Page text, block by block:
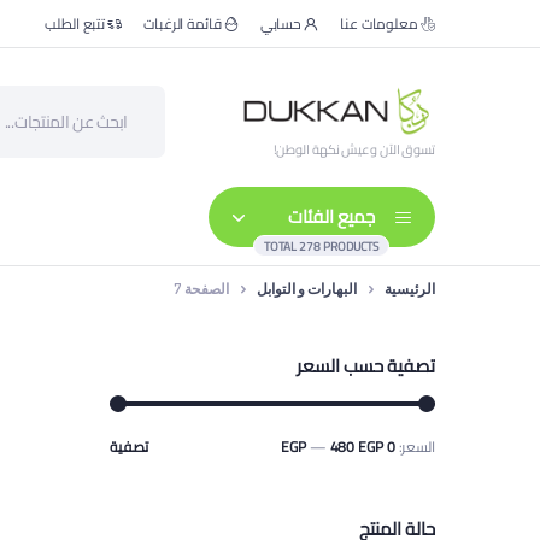
معلومات عنا حسابي قائمة الرغبات تتبع الطلب
تسوق الآن وعيش نكهة الوطن!
جميع الفئات
TOTAL 278 PRODUCTS
الرئيسية البهارات و التوابل الصفحة 7
تصفية حسب السعر
أدنى
أعلى تصفية السعر:0 EGP
—480 EGP
حالة المنتج